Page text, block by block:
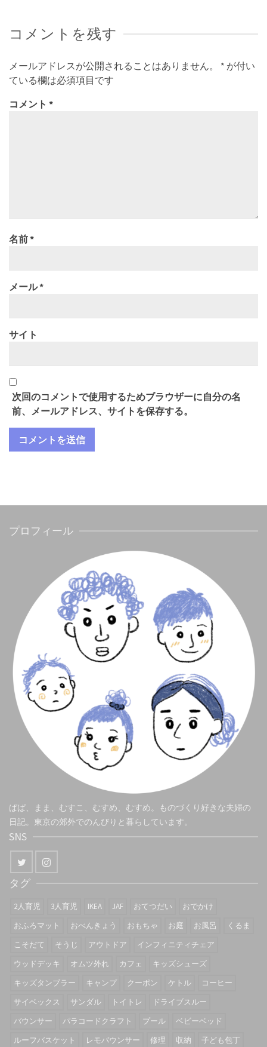
コメントを残す
メールアドレスが公開されることはありません。 * が付い
ている欄は必須項目です
コメント *
名前*
メール*
サイト
次回のコメントで使用するためブラウザーに自分の名
前、メールアドレス、サイトを保存する。
プロフィール
ぱぱ、まま、むすこ、むすめ、むすめ。ものづくり好きな夫婦の
日記。東京の郊外でのんびりと暮らしています。
SNS
タグ
2人育児 3人育児 IKEA JAF おてつだい
おでかけ
おふろマット
おべんきょう おもちゃ お庭 お風呂
くるま
こそだて
そうじ アウトドア
インフィニティチェア
ウッドデッキ
オムツ外れ カフェ
キッズシューズ
キッズタンブラー
キャンプ クーポン ケトル
コーヒー
サイベックス
サンダル トイトレ
ドライブスルー
バウンサー
パラコードクラフト プール
ベビーベッド
ルーフバスケット
レモバウンサー 修理 収納 子ども包丁